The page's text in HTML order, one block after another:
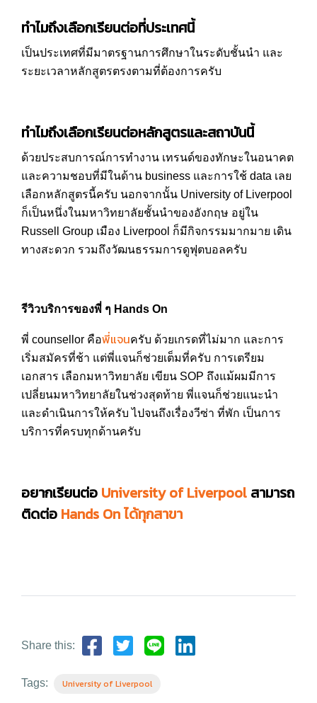
ทำไมถึงเลือกเรียนต่อที่ประเทศนี้
เป็นประเทศที่มีมาตรฐานการศึกษาในระดับชั้นนำ และ
ระยะเวลาหลักสูตรตรงตามที่ต้องการครับ
ทำไมถึงเลือกเรียนต่อหลักสูตรและสถาบันนี้
ด้วยประสบการณ์การทำงาน เทรนด์ของทักษะในอนาคต
และความชอบที่มีในด้าน business และการใช้ data เลย
เลือกหลักสูตรนี้ครับ นอกจากนั้น University of Liverpool
ก็เป็นหนึ่งในมหาวิทยาลัยชั้นนำของอังกฤษ อยู่ใน
Russell Group เมือง Liverpool ก็มีกิจกรรมมากมาย เดิน
ทางสะดวก รวมถึงวัฒนธรรมการดูฟุตบอลครับ
รีวิวบริการของพี่ ๆ Hands On
พี่ counsellor คือพี่แจนครับ ด้วยเกรดที่ไม่มาก และการ
เริ่มสมัครที่ช้า แต่พี่แจนก็ช่วยเต็มที่ครับ การเตรียม
เอกสาร เลือกมหาวิทยาลัย เขียน SOP ถึงแม้ผมมีการ
เปลี่ยนมหาวิทยาลัยในช่วงสุดท้าย พี่แจนก็ช่วยแนะนำ
และดำเนินการให้ครับ ไปจนถึงเรื่องวีซ่า ที่พัก เป็นการ
บริการที่ครบทุกด้านครับ
อยากเรียนต่อ University of Liverpool สามารถ
ติดต่อ Hands On ได้ทุกสาขา
Share this:
Tags: University of Liverpool